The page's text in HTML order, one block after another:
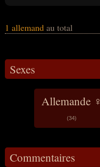
1 allemand au total
Sexes
Allemande ♀
(34)
Commentaires